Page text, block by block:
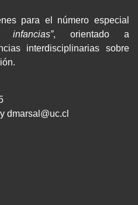
para el número especial
, orientado a
interdisciplinarias sobre
dmarsal@uc.cl